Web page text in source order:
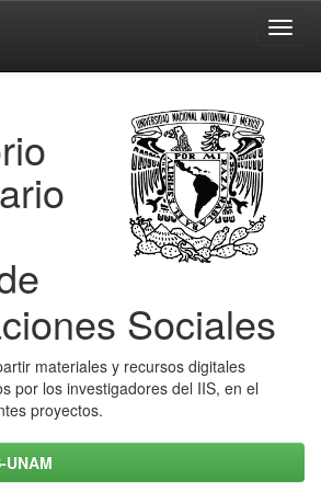
Sociales
materiales y recursos digitales
por los investigadores del IIS, en el
proyectos.